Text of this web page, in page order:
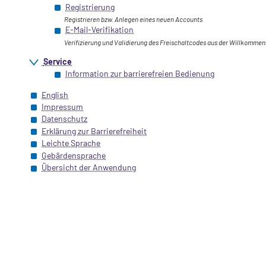
Registrierung
Registrieren bzw. Anlegen eines neuen Accounts
E-Mail-Verifikation
Verifizierung und Validierung des Freischaltcodes aus der
Service
Information zur barrierefreien Bedienung
English
Impressum
Datenschutz
Erklärung zur Barrierefreiheit
Leichte Sprache
Gebärdensprache
Übersicht der Anwendung